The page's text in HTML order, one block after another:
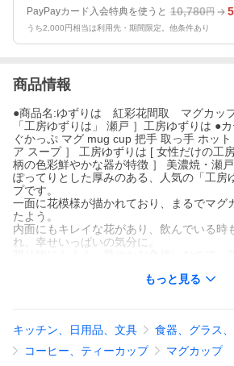
PayPayカード入会特典を使うと 10,780円
うち2,000円相当は利用先・期間限定。他条件あり
商品情報
●商品名:ゆずりは 紅彩花間取 マグカッ
「工房ゆずりは」 瀬戸 ］工房ゆずりは ●
ぐかっぷ マグ mug cup 把手 取っ手 ホッ
ア スープ ］ 工房ゆずりは [ 女性だけの工
柄の色彩鮮やかな器が特徴 ］ 美濃焼・瀬
ぽってりとした厚みのある、人気の「工房
プです。
一面に花模様が描かれており、まるでマグ
たよう。
内面にもキレイな花があり、飲んでいる時
れ、幸せいっぱいの気分に。
土味の温かみと、はんなりと優しい色使い
「工房ゆずりは」は女性だけの工房で、繊
人気です。
一つ一つ丁寧に手描きされた花には個体差
もっと見る
キッチン、日用品、文具
食器、グラス
コーヒー、ティーカップ
マグカップ